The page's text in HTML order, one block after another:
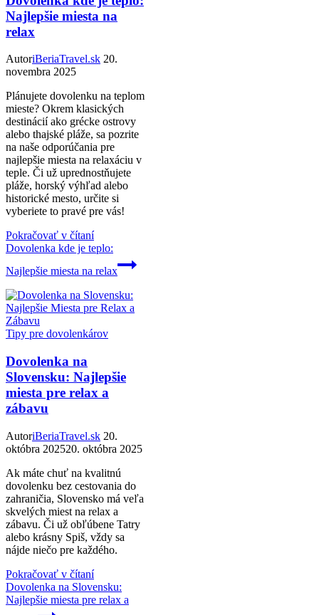
Najlepšie miesta na
relax
AutoriBeriaTravel.sk 20.
novembra 2025
Plánujete dovolenku na teplom
mieste? Okrem klasických
destinácií ako grécke ostrovy
alebo thajské pláže, sa pozrite
na naše odporúčania pre
najlepšie miesta na relaxáciu v
teple. Či už uprednostňujete
pláže, horský výhľad alebo
historické mesto, určite si
vyberiete to pravé pre vás!
Pokračovať v čítaní
Dovolenka kde je teplo:
Najlepšie miesta na relax
Tipy pre dovolenkárov
Dovolenka na
Slovensku: Najlepšie
miesta pre relax a
zábavu
AutoriBeriaTravel.sk 20.
októbra 202520. októbra 2025
Ak máte chuť na kvalitnú
dovolenku bez cestovania do
zahraničia, Slovensko má veľa
skvelých miest na relax a
zábavu. Či už obľúbene Tatry
alebo krásny Spiš, vždy sa
nájde niečo pre každého.
Pokračovať v čítaní
Dovolenka na Slovensku:
Najlepšie miesta pre relax a